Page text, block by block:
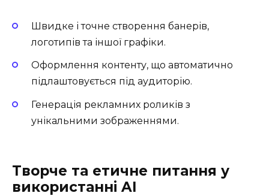
Швидке і точне створення банерів,
логотипів та іншої графіки.
Оформлення контенту, що автоматично
підлаштовується під аудиторію.
Генерація рекламних роликів з
унікальними зображеннями.
Творче та етичне питання у
використанні AI